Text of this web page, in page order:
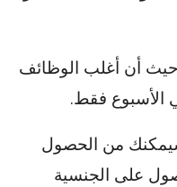
أن أغلب الوظائف
من الحصول
على الجنسية